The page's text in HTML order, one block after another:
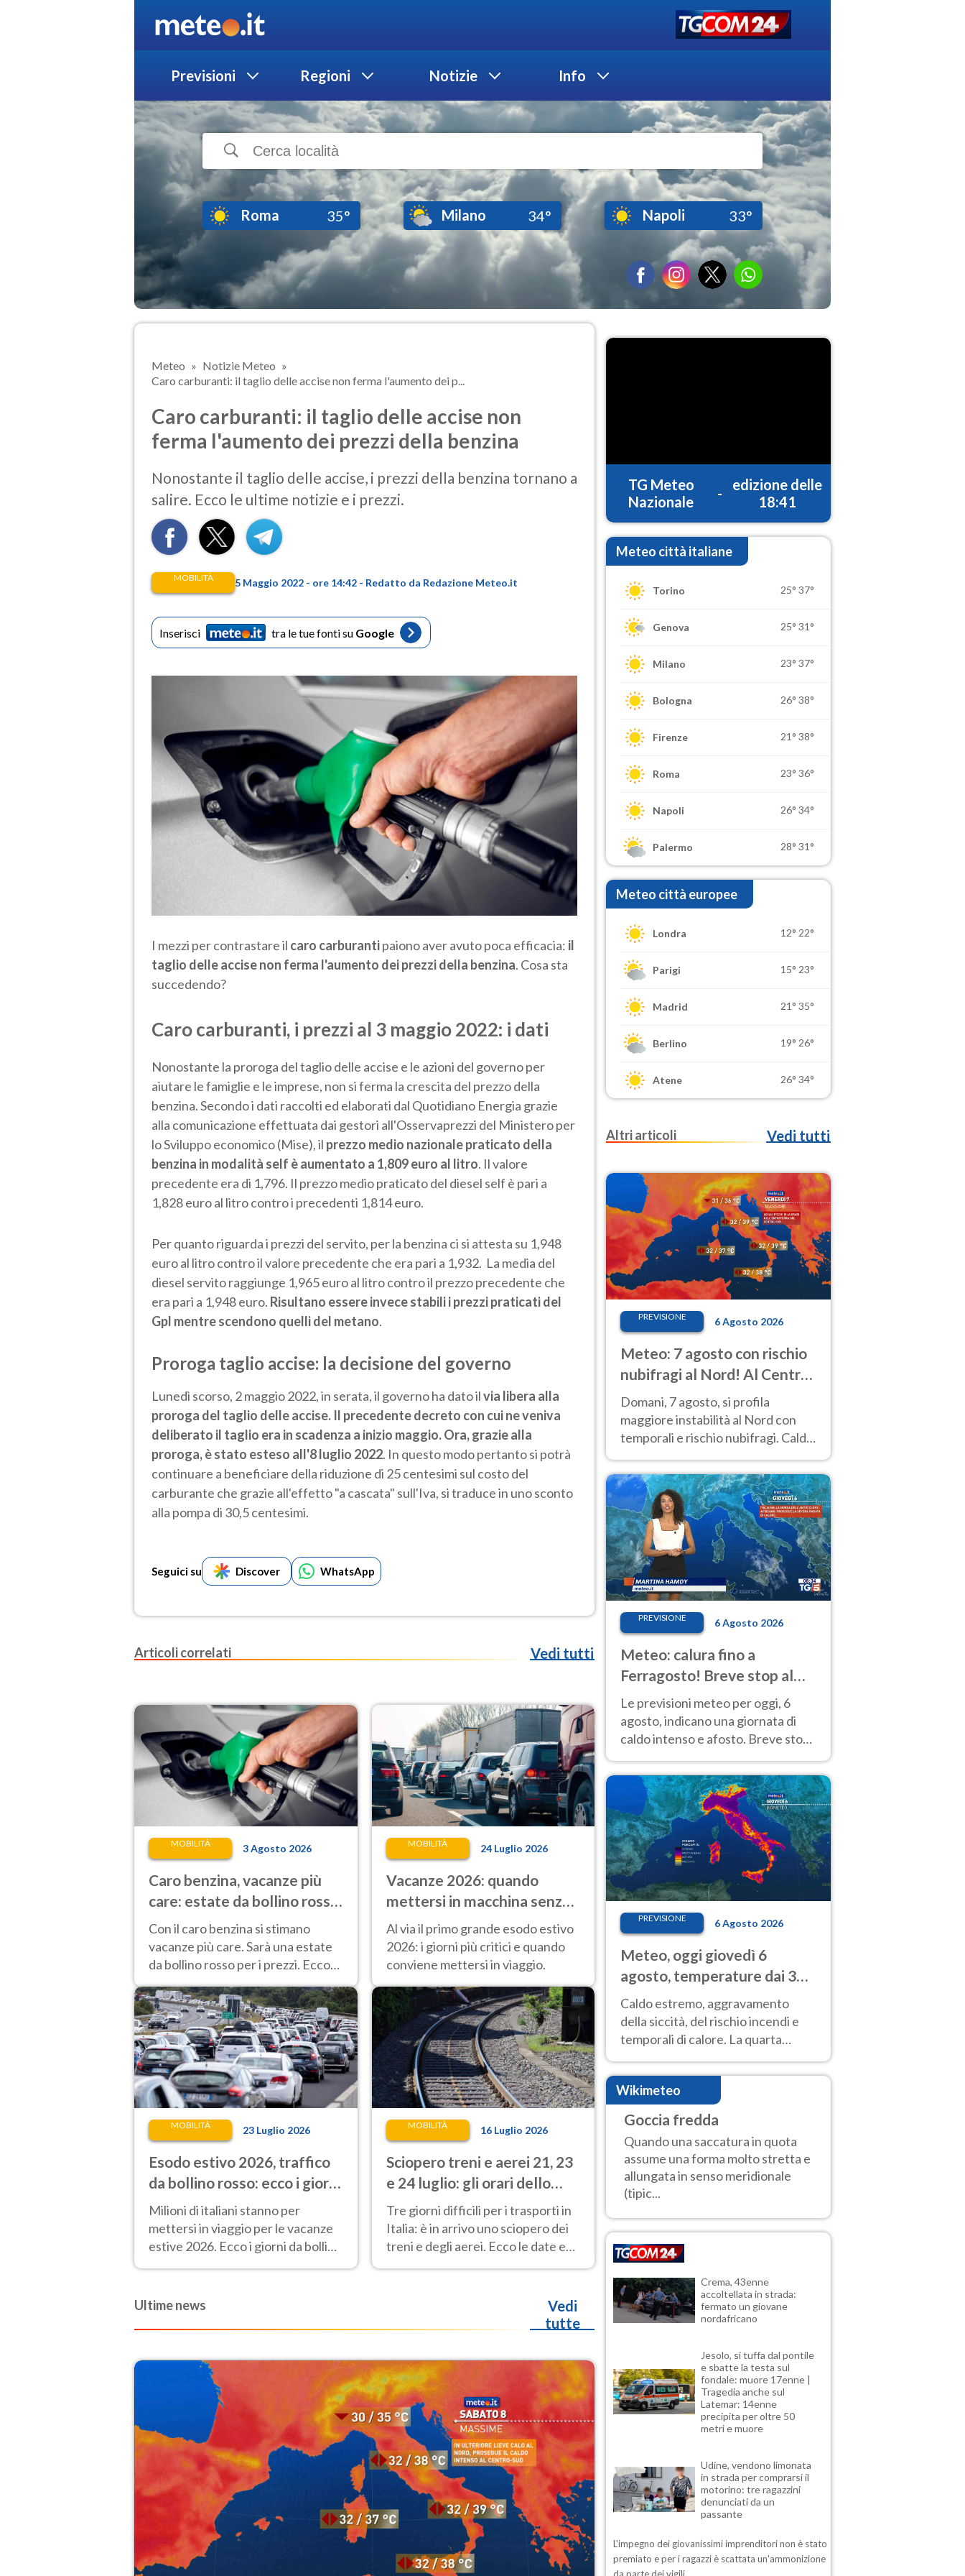
Previsioni Regioni Notizie Info
Roma 35° Milano 34° Napoli 33°
Meteo
Notizie Meteo
Caro carburanti: il taglio delle accise non ferma l'aumento dei p...
Caro carburanti: il taglio delle accise non
ferma l'aumento dei prezzi della benzina
Nonostante il taglio delle accise, i prezzi della benzina tornano a
salire. Ecco le ultime notizie e i prezzi.
MOBILITÀ 5 Maggio 2022 - ore 14:42 - Redatto da Redazione Meteo.it
Inserisci tra le tue fonti su Google
I mezzi per contrastare il caro carburantipaiono aver avuto poca efficacia: il
taglio delle accise non ferma l'aumento dei prezzi della benzina. Cosa sta
succedendo?
Caro carburanti, i prezzi al 3 maggio 2022: i dati
Nonostante la proroga del taglio delle accise e le azioni del governo per
aiutare le famiglie e le imprese, non si ferma la crescita del prezzo della
benzina. Secondo i dati raccolti ed elaborati dal Quotidiano Energia grazie
alla comunicazione effettuata dai gestori all'Osservaprezzi del Ministero per
lo Sviluppo economico (Mise), il prezzo medio nazionale praticato della
benzina in modalità self è aumentato a 1,809 euro al litro. Il valore
precedente era di 1,796. Il prezzo medio praticato del diesel self è pari a
1,828 euro al litro contro i precedenti 1,814 euro.
Per quanto riguarda i prezzi del servito, per la benzina ci si attesta su 1,948
euro al litro contro il valore precedente che era pari a 1,932. La media del
diesel servito raggiunge 1,965 euro al litro contro il prezzo precedente che
era pari a 1,948 euro. Risultano essere invece stabili i prezzi praticati del
Gpl mentre scendono quelli del metano.
Proroga taglio accise: la decisione del governo
Lunedì scorso, 2 maggio 2022, in serata, il governo ha dato ilvia libera alla
proroga del taglio delle accise. Il precedente decreto con cui ne veniva
deliberato il taglio era in scadenza a inizio maggio. Ora, grazie alla
proroga, è stato esteso all'8 luglio 2022. In questo modo pertanto si potrà
continuare a beneficiare della riduzione di 25 centesimi sul costo del
carburante che grazie all'effetto "a cascata" sull'Iva, si traduce in uno sconto
alla pompa di 30,5 centesimi.
Seguici su Discover WhatsApp
Articoli correlati Vedi tutti
MOBILITÀ 3 Agosto 2026
Caro benzina, vacanze più
care: estate da bollino rosso
per i prezzi
Con il caro benzina si stimano
vacanze più care. Sarà una estate
da bollino rosso per i prezzi. Ecco
l'analisi sulle varie tratte e gli
aumenti.
MOBILITÀ 24 Luglio 2026
Vacanze 2026: quando
mettersi in macchina senza
trovare code nel primo
lungo esodo estivo
Al via il primo grande esodo estivo
2026: i giorni più critici e quando
conviene mettersi in viaggio.
MOBILITÀ 23 Luglio 2026
Esodo estivo 2026, traffico
da bollino rosso: ecco i giorni
peggiori per mettersi in
viaggio
Milioni di italiani stanno per
mettersi in viaggio per le vacanze
estive 2026. Ecco i giorni da bollino
MOBILITÀ 16 Luglio 2026
Sciopero treni e aerei 21, 23
e 24 luglio: gli orari dello
stop
Tre giorni difficili per i trasporti in
Italia: è in arrivo uno sciopero dei
treni e degli aerei. Ecco le date e
Ultime news
Vedi
tutte
TG Meteo
Nazionale
-
edizione delle
18:41
Meteo città italiane
Torino 25° 37°
Genova 25° 31°
Milano 23° 37°
Bologna 26° 38°
Firenze 21° 38°
Roma 23° 36°
Napoli 26° 34°
Palermo 28° 31°
Meteo città europee
Londra 12° 22°
Parigi 15° 23°
Madrid 21° 35°
Berlino 19° 26°
Atene 26° 34°
Altri articoli Vedi tutti
PREVISIONE 6 Agosto 2026
Meteo: 7 agosto con rischio
nubifragi al Nord! Al Centro-
Sud caldo estremo
Domani, 7 agosto, si profila
maggiore instabilità al Nord con
temporali e rischio nubifragi. Caldo
previsioni.
PREVISIONE 6 Agosto 2026
Meteo: calura fino a
Ferragosto! Breve stop al
Nord tra 7 e 9 agosto
Le previsioni meteo per oggi, 6
agosto, indicano una giornata di
caldo intenso e afosto. Breve stop
Nord.
PREVISIONE 6 Agosto 2026
Meteo, oggi giovedì 6
agosto, temperature dai 33
ai 40 gradi
Caldo estremo, aggravamento
della siccità, del rischio incendi e
temporali di calore. La quarta
intensa ondata di calore non dà
tregua e durerà fino Ferragosto
Wikimeteo
Goccia fredda
Quando una saccatura in quota
assume una forma molto stretta e
allungata in senso meridionale
(tipic...
Crema, 43enne
accoltellata in strada:
fermato un giovane
nordafricano
Jesolo, si tuffa dal pontile
e sbatte la testa sul
fondale: muore 17enne |
Tragedia anche sul
Latemar: 14enne
precipita per oltre 50
metri e muore
Udine, vendono limonata
in strada per comprarsi il
motorino: tre ragazzini
denunciati da un
passante
L'impegno dei giovanissimi imprenditori non è stato
premiato e per i ragazzi è scattata un'ammonizione